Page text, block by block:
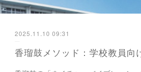
2025.11.10 09:31
香瑠鼓メソッド：学校教員向